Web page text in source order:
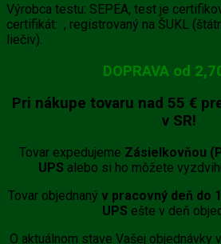
Výrobca testu: SEPEA, test je
certifikát: , registrovaný na ŠUKL
liečiv).
DOPRAVA od
Pri nákupe tovaru nad 55 €
v SR!
Tovar expedujeme Zásielkovňou
UPS alebo si ho môžete
Tovar objednaný v pracovný deň do
UPS ešte v deň
O aktuálnom stave Vašej objednávky